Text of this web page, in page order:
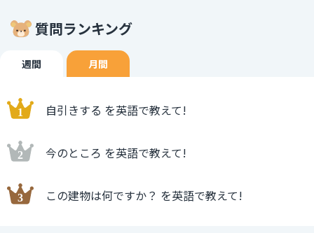
質問ランキング
週間 月間
自引きする を英語で教えて!
今のところ を英語で教えて!
この建物は何ですか？ を英語で教えて!